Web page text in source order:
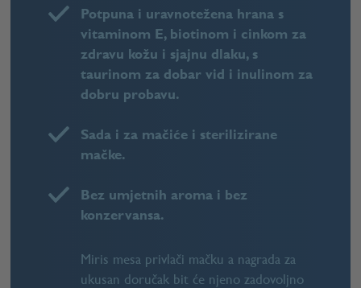
Potpuna i uravnotežena hrana s
vitaminom E, biotinom i cinkom za
zdravu kožu i sjajnu dlaku, s
taurinom za dobar vid i inulinom za
dobru probavu.
Sada i za mačiće i sterilizirane
mačke.
Bez umjetnih aroma i bez
konzervansa.
Miris mesa privlači mačku a nagrada za
ukusan doručak bit će njeno zadovoljno